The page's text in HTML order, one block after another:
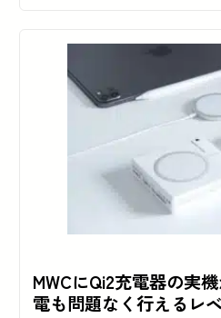
MWCにQi2充電器の実
電も問題なく行えるレ